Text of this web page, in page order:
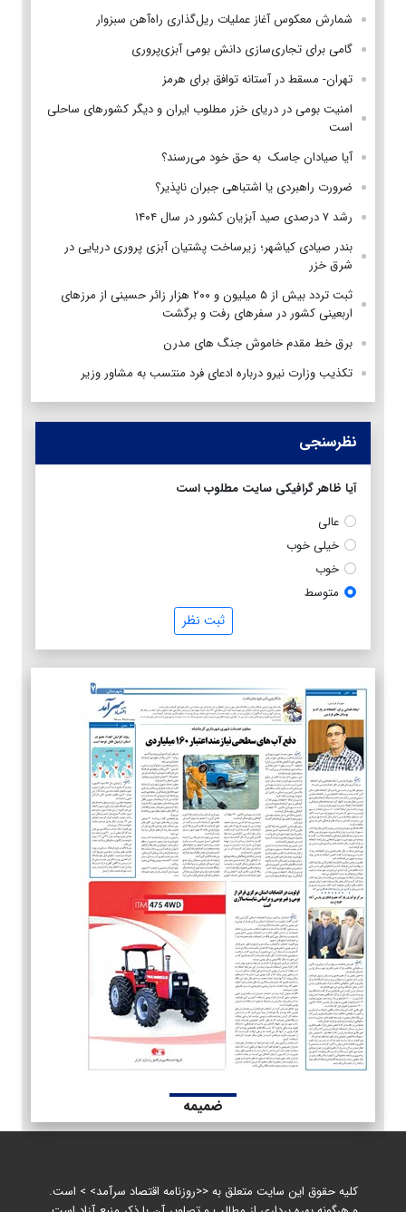
شمارش معکوس آغاز عملیات ریل‌گذاری راه‌آهن سبزوار
گامی برای تجاری‌سازی دانش بومی آبزی‌پروری
تهران- مسقط در آستانه توافق برای هرمز
امنیت بومی در دریای خزر مطلوب ایران و دیگر کشورهای ساحلی
است
آیا صیادان جاسک به حق خود می‌رسند؟
ضرورت راهبردی یا اشتباهی جبران ناپذیر؟
رشد ۷ درصدی صید آبزیان کشور در سال ۱۴۰۴
بندر صیادی کیاشهر؛ زیرساخت پشتیان آبزی پروری دریایی در
شرق خزر
ثبت تردد بیش از ۵ میلیون و ۲۰۰ هزار زائر حسینی از مرزهای
اربعینی کشور در سفرهای رفت و برگشت
برق خط مقدم خاموش جنگ های مدرن
تکذیب وزارت نیرو درباره ادعای فرد منتسب به مشاور وزیر
نظرسنجی
آیا ظاهر گرافیکی سایت مطلوب است
عالی
خیلی خوب
خوب
متوسط
ثبت نظر
ضمیمه
کلیه حقوق این سایت متعلق به <<روزنامه اقتصاد سرآمد> > است.